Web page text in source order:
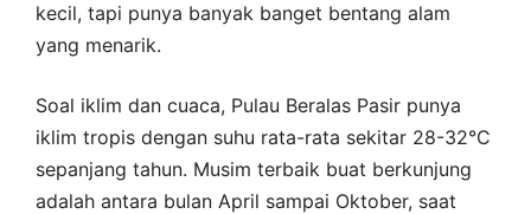
kecil, tapi punya banyak banget bentang alam
yang menarik.
Soal iklim dan cuaca, Pulau Beralas Pasir punya
iklim tropis dengan suhu rata-rata sekitar 28-32°C
sepanjang tahun. Musim terbaik buat berkunjung
adalah antara bulan April sampai Oktober, saat